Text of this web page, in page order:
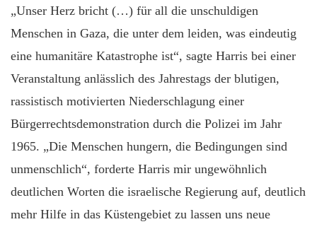
„Unser Herz bricht (…) für all die unschuldigen
Menschen in Gaza, die unter dem leiden, was eindeutig
eine humanitäre Katastrophe ist“, sagte Harris bei einer
Veranstaltung anlässlich des Jahrestags der blutigen,
rassistisch motivierten Niederschlagung einer
Bürgerrechtsdemonstration durch die Polizei im Jahr
1965. „Die Menschen hungern, die Bedingungen sind
unmenschlich“, forderte Harris mir ungewöhnlich
deutlichen Worten die israelische Regierung auf, deutlich
mehr Hilfe in das Küstengebiet zu lassen uns neue